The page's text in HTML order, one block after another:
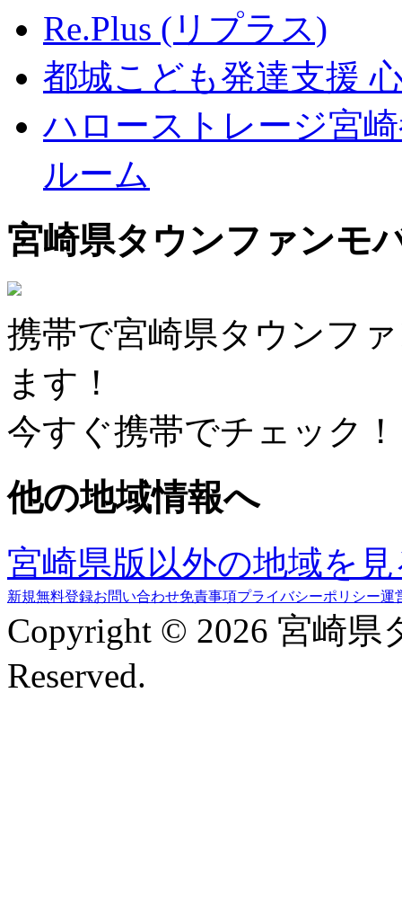
Re.Plus (リプラス)
都城こども発達支援
ハローストレージ宮
ルーム
宮崎県タウンファンモ
携帯で宮崎県タウンフ
ます！
今すぐ携帯でチェック！
他の地域情報へ
宮崎県版以外の地域を
新規無料登録お問い合わせ免責事項プライバシーポリシー運
Copyright © 2026 宮崎
Reserved.